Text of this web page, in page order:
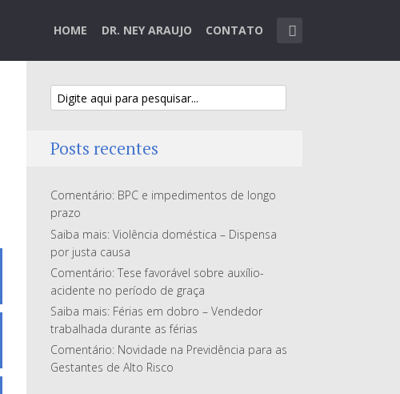
HOME DR. NEY ARAUJO CONTATO
Posts recentes
Comentário: BPC e impedimentos de longo
prazo
Saiba mais: Violência doméstica – Dispensa
por justa causa
Comentário: Tese favorável sobre auxílio-
acidente no período de graça
Saiba mais: Férias em dobro – Vendedor
trabalhada durante as férias
Comentário: Novidade na Previdência para as
Gestantes de Alto Risco